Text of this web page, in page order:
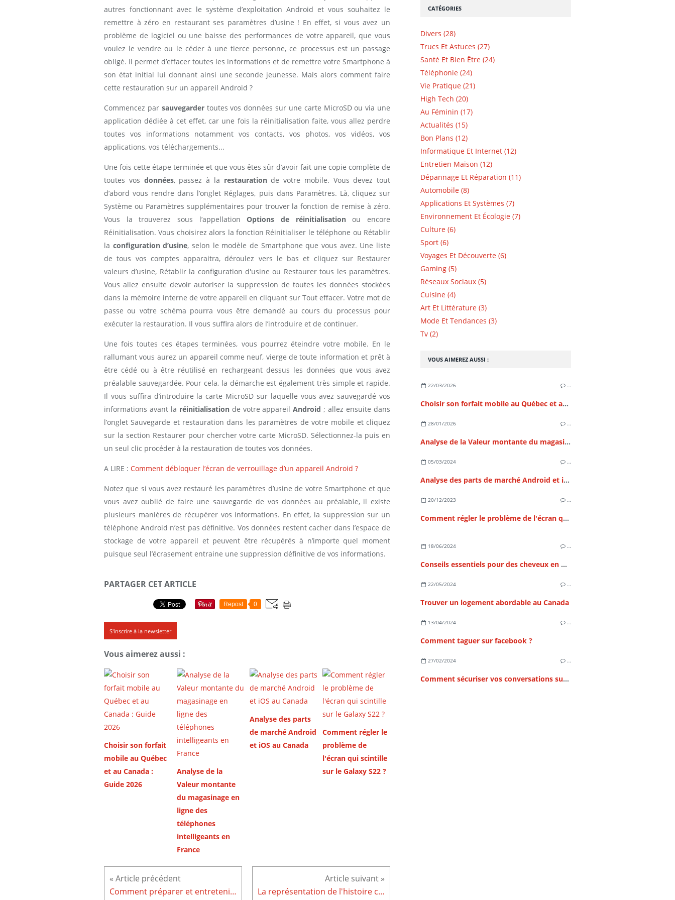
autres fonctionnant avec le système d’exploitation Android et vous souhaitez le
remettre à zéro en restaurant ses paramètres d’usine ! En effet, si vous avez un
problème de logiciel ou une baisse des performances de votre appareil, que vous
voulez le vendre ou le céder à une tierce personne, ce processus est un passage
obligé. Il permet d’effacer toutes les informations et de remettre votre Smartphone à
son état initial lui donnant ainsi une seconde jeunesse. Mais alors comment faire
cette restauration sur un appareil Android ?
Commencez parsauvegardertoutes vos données sur une carte MicroSD ou via une
application dédiée à cet effet, car une fois la réinitialisation faite, vous allez perdre
toutes vos informations notamment vos contacts, vos photos, vos vidéos, vos
applications, vos téléchargements...
Une fois cette étape terminée et que vous êtes sûr d’avoir fait une copie complète de
toutes vos données, passez à la restaurationde votre mobile. Vous devez tout
d’abord vous rendre dans l’onglet Réglages, puis dans Paramètres. Là, cliquez sur
Système ou Paramètres supplémentaires pour trouver la fonction de remise à zéro.
Vous la trouverez sous l’appellationOptions de réinitialisationou encore
Réinitialisation. Vous choisirez alors la fonction Réinitialiser le téléphone ou Rétablir
la configuration d’usine, selon le modèle de Smartphone que vous avez. Une liste
de tous vos comptes apparaitra, déroulez vers le bas et cliquez sur Restaurer
valeurs d’usine, Rétablir la configuration d'usine ou Restaurer tous les paramètres.
Vous allez ensuite devoir autoriser la suppression de toutes les données stockées
dans la mémoire interne de votre appareil en cliquant sur Tout effacer. Votre mot de
passe ou votre schéma pourra vous être demandé au cours du processus pour
exécuter la restauration. Il vous suffira alors de l’introduire et de continuer.
Une fois toutes ces étapes terminées, vous pourrez éteindre votre mobile. En le
rallumant vous aurez un appareil comme neuf, vierge de toute information et prêt à
être cédé ou à être réutilisé en rechargeant dessus les données que vous avez
préalable sauvegardée. Pour cela, la démarche est également très simple et rapide.
Il vous suffira d’introduire la carte MicroSD sur laquelle vous avez sauvegardé vos
informations avant la réinitialisationde votre appareilAndroid ; allez ensuite dans
l’onglet Sauvegarde et restauration dans les paramètres de votre mobile et cliquez
sur la section Restaurer pour chercher votre carte MicroSD. Sélectionnez-la puis en
un seul clic procéder à la restauration de toutes vos données.
A LIRE : Comment débloquer l’écran de verrouillage d’un appareil Android ?
Notez que si vous avez restauré les paramètres d’usine de votre Smartphone et que
vous avez oublié de faire une sauvegarde de vos données au préalable, il existe
plusieurs manières de récupérer vos informations. En effet, la suppression sur un
téléphone Android n’est pas définitive. Vos données restent cacher dans l’espace de
stockage de votre appareil et peuvent être récupérés à n’importe quel moment
puisque seul l’écrasement entraine une suppression définitive de vos informations.
PARTAGER CET ARTICLE
Repost 0
S'inscrire à la newsletter
Vous aimerez aussi :
Choisir son forfait
mobile au Québec
et au Canada :
Guide 2026
Analyse de la
Valeur montante
du magasinage en
ligne des
téléphones
intelligeants en
France
Analyse des parts
de marché Android
et iOS au Canada
Comment régler le
problème de
l'écran qui scintille
sur le Galaxy S22 ?
Comment préparer et entretenir sa voiture pour l’hiver ? La représentation de l'histoire canadienne dans le street art
VOUS AIMEREZ AUSSI :
22/03/2026 …
Choisir son forfait mobile au Québec et au Canada : Guide 2026
28/01/2026 …
Analyse de la Valeur montante du magasinage en ligne des téléphones intelligeants en France
05/03/2024 …
Analyse des parts de marché Android et iOS au Canada
20/12/2023 …
Comment régler le problème de l'écran qui scintille sur le Galaxy S22 ?
18/06/2024 …
Conseils essentiels pour des cheveux en pleine santé
22/05/2024 …
Trouver un logement abordable au Canada
13/04/2024 …
Comment taguer sur facebook ?
27/02/2024 …
Comment sécuriser vos conversations sur Messenger
CATÉGORIES
Divers (28)
Trucs Et Astuces (27)
Santé Et Bien Être (24)
Téléphonie (24)
Vie Pratique (21)
High Tech (20)
Au Féminin (17)
Actualités (15)
Bon Plans (12)
Informatique Et Internet (12)
Entretien Maison (12)
Dépannage Et Réparation (11)
Automobile (8)
Applications Et Systèmes (7)
Environnement Et Écologie (7)
Culture (6)
Sport (6)
Voyages Et Découverte (6)
Gaming (5)
Réseaux Sociaux (5)
Cuisine (4)
Art Et Littérature (3)
Mode Et Tendances (3)
Tv (2)